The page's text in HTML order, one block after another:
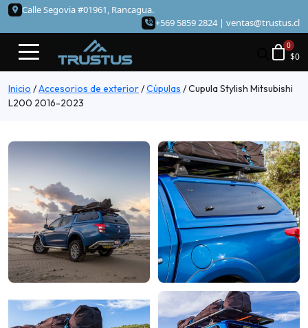
Calle Segovia #01961, Rancagua.
+569 5859 2824 | ventas@trustus.cl
$0
Inicio /Accesorios de exterior/Cúpulas /Cupula Stylish Mitsubishi
L200 2016-2023